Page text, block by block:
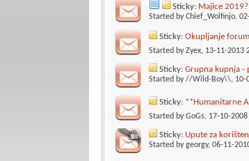
Sticky: Majice 2019?
Started byChief_Wolfinjo,
Sticky: Okupljanje
Started byZyex, 13-11-2013
Sticky: Grupna kupnja -
Started by//Wild-Boy\\, 10-
Sticky: **Humanitarne
Started byGoGs, 17-10-2008
Sticky: Upute za
Started bygeorgy, 06-11-